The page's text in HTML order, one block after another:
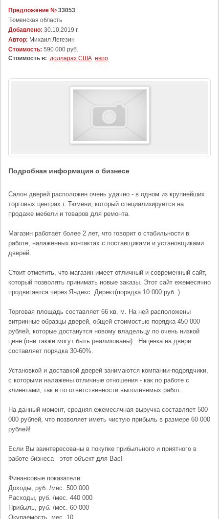
Предложение № 33053
Тюменская область
Добавлено: 30.10.2019 г.
Автор: Михаил Легезин
Стоимость: 590 000 руб.
Стоимость в: долларах США евро
Подробная информация о бизнесе
Салон дверей расположен очень удачно - в одном из крупнейших
торговых центрах г. Тюмени, который специализируется на
продаже мебели и товаров для ремонта.
Магазин работает более 2 лет, что говорит о стабильности в
работе, налаженных контактах с поставщиками и установщиками
дверей.
Стоит отметить, что магазин имеет отличный и современный сайт,
который позволять принимать новые заказы. Этот сайт ежемесячно
продвигается через Яндекс. Директ(порядка 10 000 руб. )
Торговая площадь составляет 66 кв. м. На ней расположены
витринные образцы дверей, общей стоимостью порядка 450 000
рублей, которые достанутся новому владельцу по очень низкой
цене (они также могут быть реализованы) . Наценка на двери
составляет порядка 30-60%.
Установкой и доставкой дверей занимаются компании-подрядчики,
с которыми налажены отличные отношения - как по работе с
клиентами, так и по ответственности выполняемых работ.
На данный момент, средняя ежемесячная выручка составляет 500
000 рублей, что позволяет иметь чистую прибыль в размере 60 000
рублей!
Если Вы заинтересованы в покупке прибыльного и приятного в
работе бизнеса - этот объект для Вас!
Финансовые показатели:
Доходы, руб. /мес. 500 000
Расходы, руб. /мес. 440 000
Прибыль, руб. /мес. 60 000
Окупаемость, мес. 10